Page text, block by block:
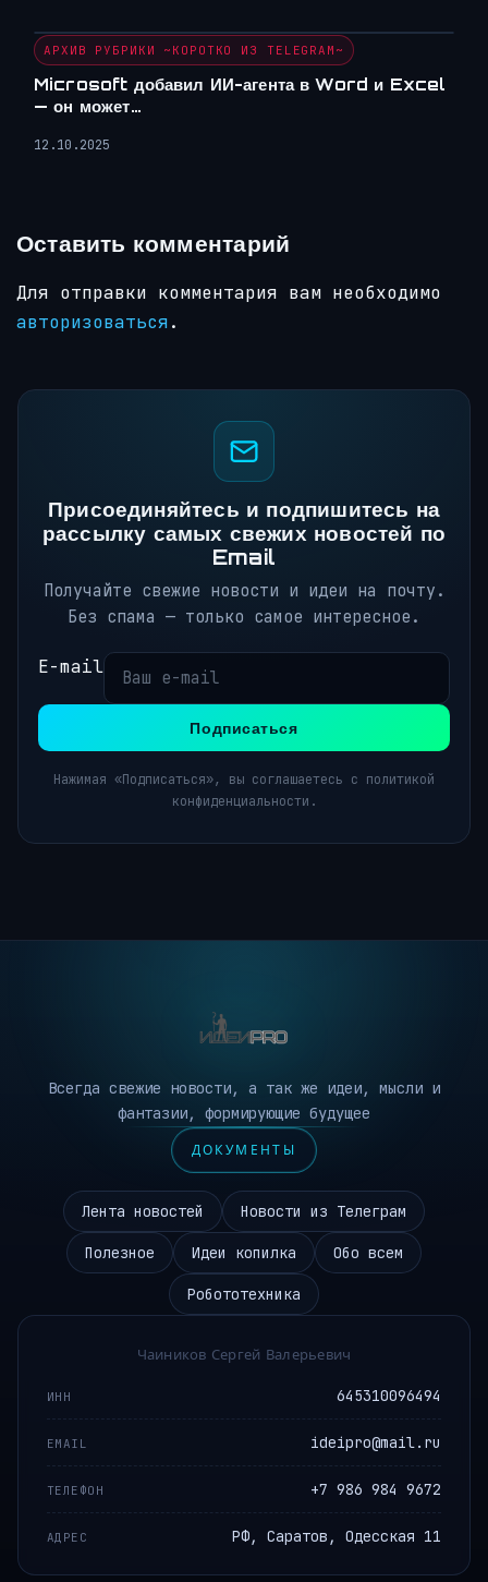
АРХИВ РУБРИКИ ~КОРОТКО ИЗ TELEGRAM~
Microsoft добавил ИИ-агента в Word и Excel
— он может…
12.10.2025
Оставить комментарий
Для отправки комментария вам необходимо
авторизоваться.
Присоединяйтесь и подпишитесь на
рассылку самых свежих новостей по
Email
Получайте свежие новости и идеи на почту.
Без спама — только самое интересное.
E-mail
Подписаться
Нажимая «Подписаться», вы соглашаетесь с политикой
конфиденциальности.
Всегда свежие новости, а так же идеи, мысли и
фантазии, формирующие будущее
ДОКУМЕНТЫ
Лента новостей Новости из Телеграм
Полезное Идеи копилка Обо всем
Робототехника
Чаиников Сергей Валерьевич
ИНН 645310096494
EMAIL ideipro@mail.ru
ТЕЛЕФОН +7 986 984 9672
АДРЕС РФ, Саратов, Одесская 11